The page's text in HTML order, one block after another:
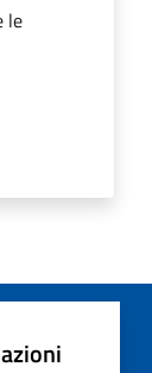
le